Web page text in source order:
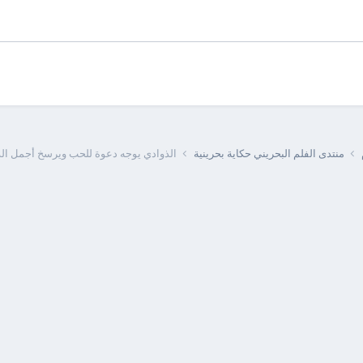
منتدى الفلم البحريني حكاية بحرينية الذوادي يوجه دعوة للحب ويرسخ أجمل